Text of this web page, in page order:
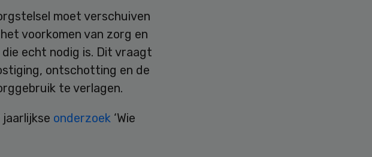
moet verschuiven
voorkomen van zorg en
echt nodig is. Dit vraagt
ontschotting en de
te verlagen.
onderzoek ‘Wie